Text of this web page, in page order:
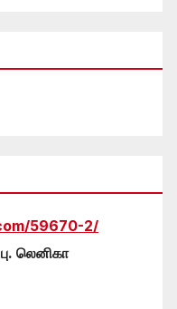
59670-2/
லெனிகா